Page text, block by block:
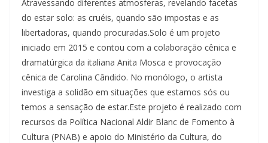
Atravessando diferentes atmosferas, revelando facetas
do estar solo: as cruéis, quando são impostas e as
libertadoras, quando procuradas.Solo é um projeto
iniciado em 2015 e contou com a colaboração cênica e
dramatúrgica da italiana Anita Mosca e provocação
cênica de Carolina Cândido. No monólogo, o artista
investiga a solidão em situações que estamos sós ou
temos a sensação de estar.Este projeto é realizado com
recursos da Política Nacional Aldir Blanc de Fomento à
Cultura (PNAB) e apoio do Ministério da Cultura, do